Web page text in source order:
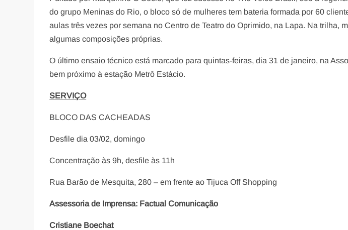
do grupo Meninas do Rio, o bloco só de mulheres tem bateria formada por 60
aulas três vezes por semana no Centro de Teatro do Oprimido, na Lapa. Na trilha,
algumas composições próprias.
O último ensaio técnico está marcado para quintas-feiras, dia 31 de janeiro, na
bem próximo à estação Metrô Estácio.
SERVIÇO
BLOCO DAS CACHEADAS
Desfile dia 03/02, domingo
Concentração às 9h, desfile às 11h
Rua Barão de Mesquita, 280 – em frente ao Tijuca Off Shopping
Assessoria de Imprensa: Factual Comunicação
Cristiane Boechat